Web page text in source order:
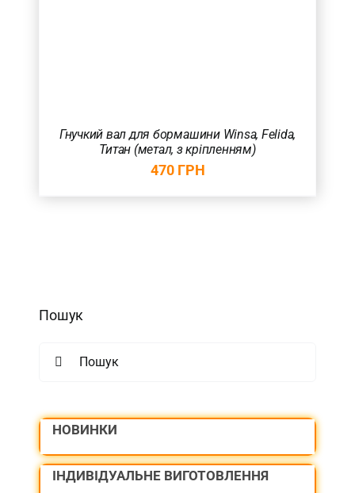
Гнучкий вал для бормашини Winsa, Felida,
Титан (метал, з кріпленням)
470 ГРН
Пошук
НОВИНКИ
ІНДИВІДУАЛЬНЕ ВИГОТОВЛЕННЯ